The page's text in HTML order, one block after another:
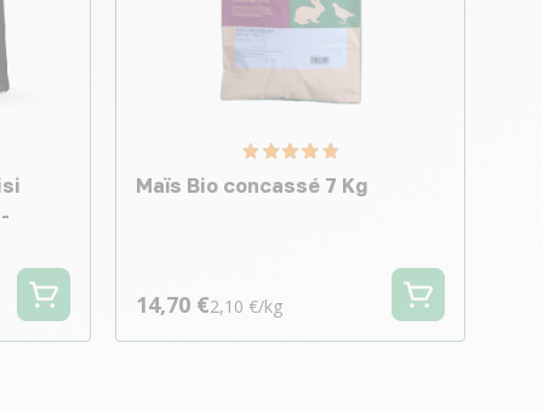
Maïs Bio concassé 7 Kg
14,70 €2,10 €/kg